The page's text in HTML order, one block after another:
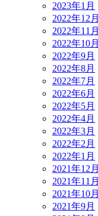
2023年1月
2022年12月
2022年11月
2022年10月
2022年9月
2022年8月
2022年7月
2022年6月
2022年5月
2022年4月
2022年3月
2022年2月
2022年1月
2021年12月
2021年11月
2021年10月
2021年9月